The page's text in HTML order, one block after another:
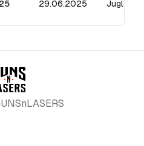
29.06.2025 Jugla